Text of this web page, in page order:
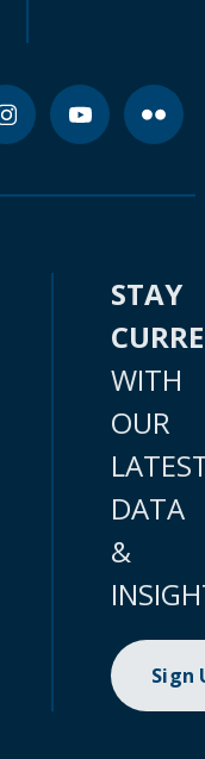
STAY
WITH
OUR
DATA
&
Sign